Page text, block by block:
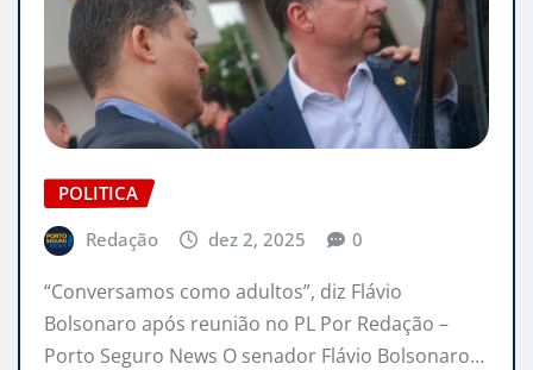
POLITICA
Redação
dez 2, 2025 0
“Conversamos como adultos”, diz Flávio
Bolsonaro após reunião no PL Por Redação –
Porto Seguro News O senador Flávio Bolsonaro…